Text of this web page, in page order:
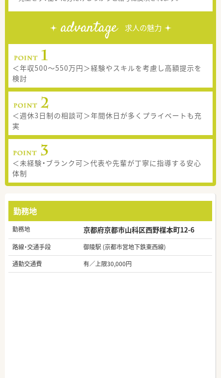
advantage 求人の魅力
＜年収500〜550万円＞経験やスキルを考慮し高額提示を
検討
＜週休3日制の相談可＞年間休日が多くプライベートも充
実
＜未経験・ブランク可＞代表や先輩が丁寧に指導する安心
体制
勤務地
勤務地 京都府京都市山科区西野楳本町12-6
路線・交通手段
御陵駅 (京都市営地下鉄東西線)
通勤交通費
有／上限30,000円